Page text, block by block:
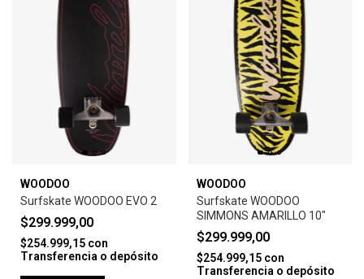
WOODOO
Surfskate WOODOO EVO 2
$299.999,00
$254.999,15 con
Transferencia o depósito
WOODOO
Surfskate WOODOO
SIMMONS AMARILLO 10"
$299.999,00
$254.999,15 con
Transferencia o depósito